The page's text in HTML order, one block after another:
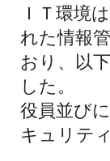
ＩＴ環境
れた情報
おり、以
した。
役員並び
キュリテ